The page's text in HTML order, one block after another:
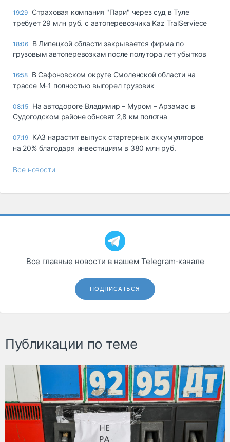
19:29 Страховая компания "Пари" через суд в Туле
требует 29 млн руб. с автоперевозчика Kaz TralServiece
18:06 В Липецкой области закрывается фирма по
грузовым автоперевозкам после полутора лет убытков
16:58 В Сафоновском округе Смоленской области на
трассе М-1 полностью выгорел грузовик
08:15 На автодороге Владимир – Муром – Арзамас в
Судогодском районе обновят 2,8 км полотна
07:19 КАЗ нарастит выпуск стартерных аккумуляторов
на 20% благодаря инвестициям в 380 млн руб.
Все новости
Все главные новости в нашем Telegram‑канале
ПОДПИСАТЬСЯ
Публикации по теме